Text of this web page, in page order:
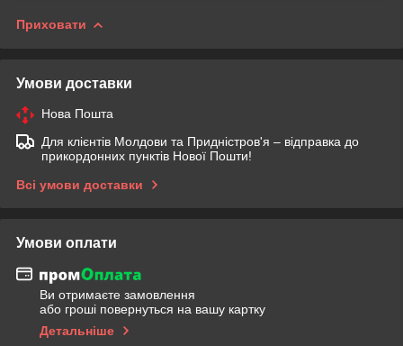
Приховати
Умови доставки
Нова Пошта
Для клієнтів Молдови та Придністров'я – відправка до
прикордонних пунктів Нової Пошти!
Всі умови доставки
Умови оплати
Ви отримаєте замовлення
або гроші повернуться на вашу картку
Детальніше